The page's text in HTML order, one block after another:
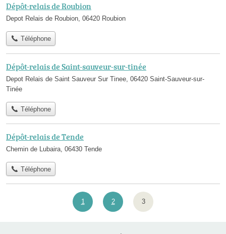
Dépôt-relais de Roubion
Depot Relais de Roubion, 06420 Roubion
Téléphone
Dépôt-relais de Saint-sauveur-sur-tinée
Depot Relais de Saint Sauveur Sur Tinee, 06420 Saint-Sauveur-sur-
Tinée
Téléphone
Dépôt-relais de Tende
Chemin de Lubaira, 06430 Tende
Téléphone
1 2 3